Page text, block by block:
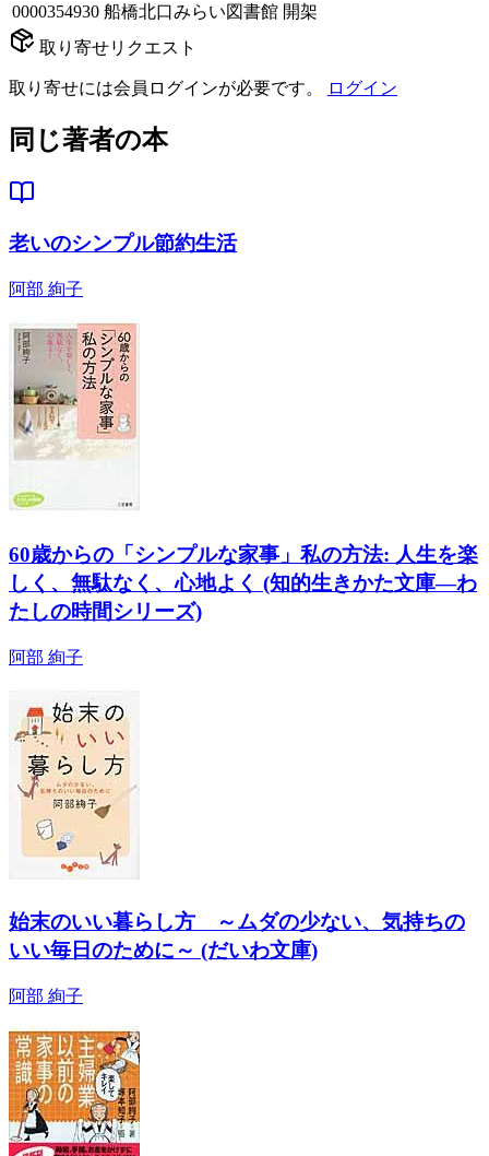
0000354930 船橋北口みらい図書館 開架
取り寄せリクエスト
取り寄せには会員ログインが必要です。 ログイン
同じ著者の本
老いのシンプル節約生活
阿部 絢子
60歳からの「シンプルな家事」私の方法: 人生を楽
しく、無駄なく、心地よく (知的生きかた文庫―わ
たしの時間シリーズ)
阿部 絢子
始末のいい暮らし方 ～ムダの少ない、気持ちの
いい毎日のために～ (だいわ文庫)
阿部 絢子